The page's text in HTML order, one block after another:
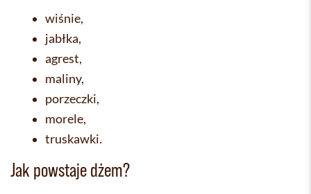
wiśnie,
jabłka,
agrest,
maliny,
porzeczki,
morele,
truskawki.
Jak powstaje dżem?